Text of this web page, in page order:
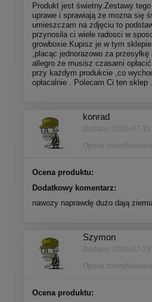
Produkt jest świetny.Zestawy tego
uprawe i sprawiają że mozna się
umieszczam na zdjęciu to
przynosila ci wiele radosci w
growboxie.Kupisz je w tym
,placąc jednorazowo za
allegro że musisz czasami
przy każdym produkcie ,co
opłacalnie . Polecam Ci ten sklep .
konrad
Dodano: 2026-07-31
Opinia
Ocena produktu:
Dodatkowy komentarz:
nawozy naprawdę dużo dają
Szymon
Dodano: 2026-07-29
Opinia
Ocena produktu: